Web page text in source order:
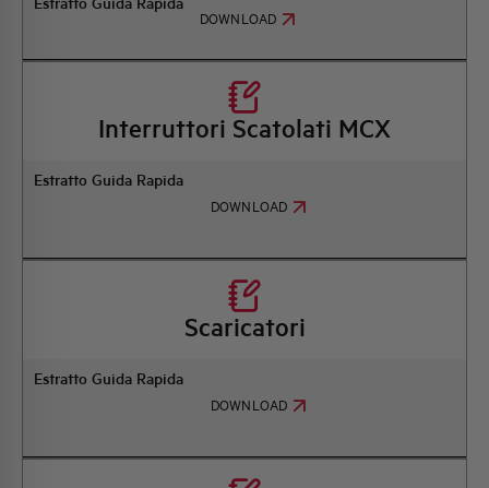
DOWNLOAD
Interruttori Scatolati MCX
Estratto Guida Rapida
DOWNLOAD
Scaricatori
Estratto Guida Rapida
DOWNLOAD